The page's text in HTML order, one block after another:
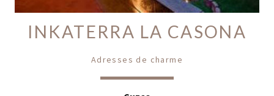
INKATERRA LA CASONA
Adresses de charme